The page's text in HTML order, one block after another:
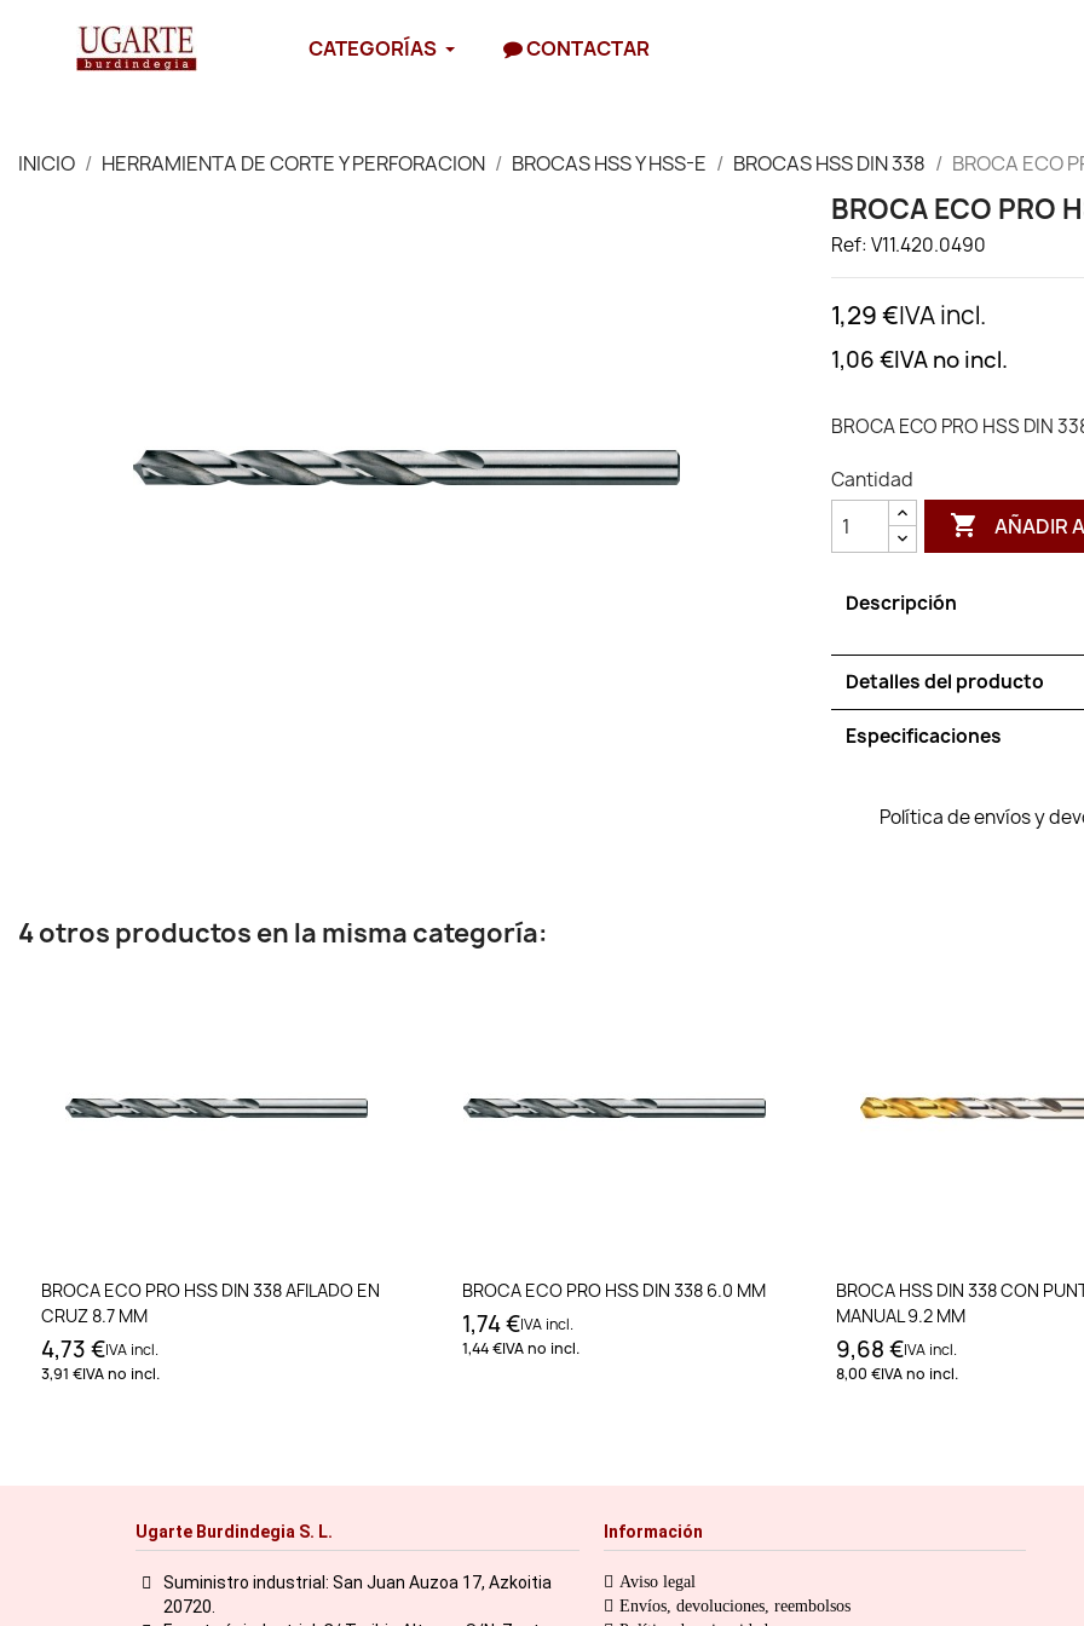
CATEGORÍAS CONTACTAR
INICIO HERRAMIENTA DE CORTE Y PERFORACION BROCAS HSS Y HSS-E BROCAS HSS DIN 338 BROCA ECO
BROCA ECO PRO
Ref: V11.420.0490
1,29 €IVA incl.
1,06 €IVA no incl.
BROCA ECO PRO HSS DIN
Cantidad
 AÑADIR
Descripción
Detalles del producto
Especificaciones
Política de envíos y
4 otros productos en la misma categoría:
Añadir al carrito
BROCA ECO PRO HSS DIN 338 AFILADO EN
CRUZ 8.7 MM
4,73 €IVA incl.
3,91 €IVA no incl.
Añadir al carrito
BROCA ECO PRO HSS DIN 338 6.0 MM
1,74 €IVA incl.
1,44 €IVA no incl.
Añadir al
BROCA HSS DIN 338 CON
MANUAL 9.2 MM
9,68 €IVA incl.
8,00 €IVA no incl.
Ugarte Burdindegia S. L.
Suministro industrial: San Juan Auzoa 17, Azkoitia
20720.
Información
Aviso legal
Envíos, devoluciones, reembolsos